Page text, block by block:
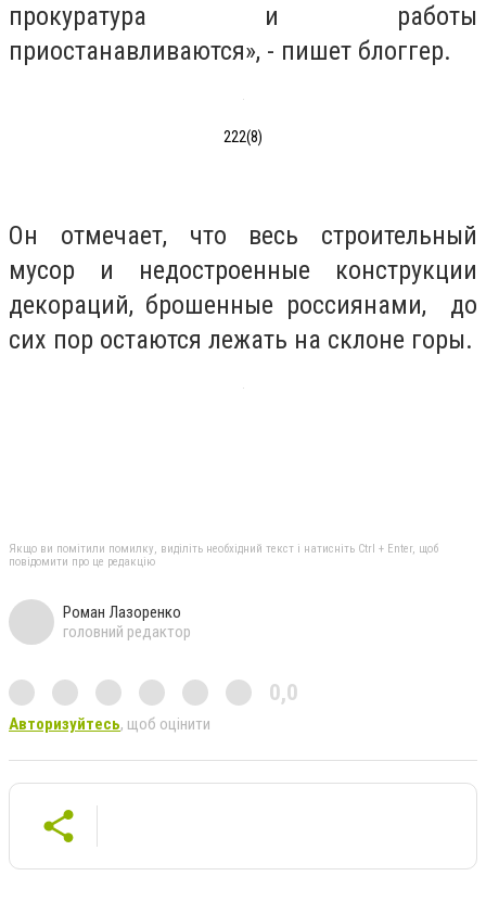
прокуратура и работы
приостанавливаются», - пишет блоггер.
222(8)
Он отмечает, что весь строительный
мусор и недостроенные конструкции
декораций, брошенные россиянами, до
сих пор остаются лежать на склоне горы.
Якщо ви помітили помилку, виділіть необхідний текст і натисніть Ctrl + Enter, щоб
повідомити про це редакцію
Роман Лазоренко
головний редактор
0,0
Авторизуйтесь, щоб оцінити